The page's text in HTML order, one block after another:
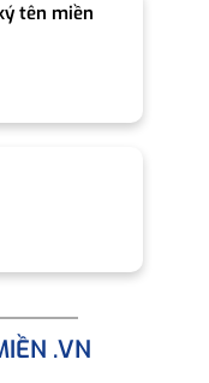
tên miền
.VN